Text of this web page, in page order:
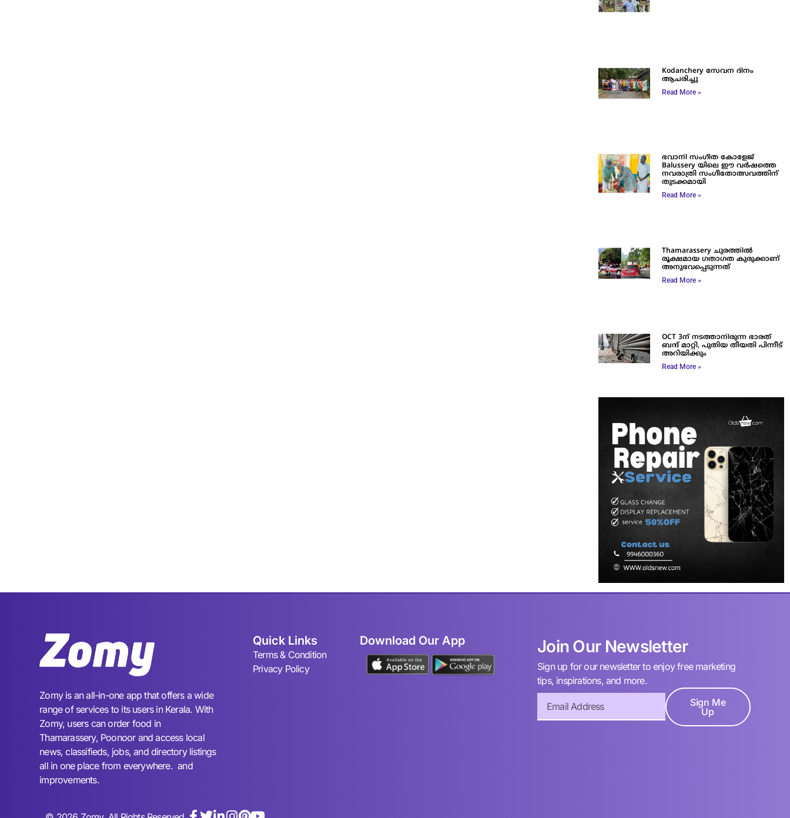
Kodanchery സേവന ദിനം
ആചരിച്ചു
Read More »
ഭവാനി സംഗീത കോളേജ്
Balussery യിലെ ഈ വർഷത്തെ
നവരാത്രി സംഗീതോത്സവത്തിന്
തുടക്കമായി
Read More »
Thamarassery ചുരത്തിൽ
രൂക്ഷമായ ഗതാഗത കുരുക്കാണ്
അനുഭവപ്പെടുന്നത്
Read More »
OCT 3ന് നടത്താനിരുന്ന ഭാരത്
ബന്ദ് മാറ്റി, പുതിയ തീയതി പിന്നീട്
അറിയിക്കും
Read More »
Zomy is an all-in-one app that offers a wide
range of services to its users in Kerala. With
Zomy, users can order food in
Thamarassery, Poonoor and access local
news, classifieds, jobs, and directory listings
all in one place from everywhere. and
improvements.
Quick Links
Terms & Condition
Privacy Policy
Download Our App Join Our Newsletter
Sign up for our newsletter to enjoy free marketing
tips, inspirations, and more.
Sign Me
Up